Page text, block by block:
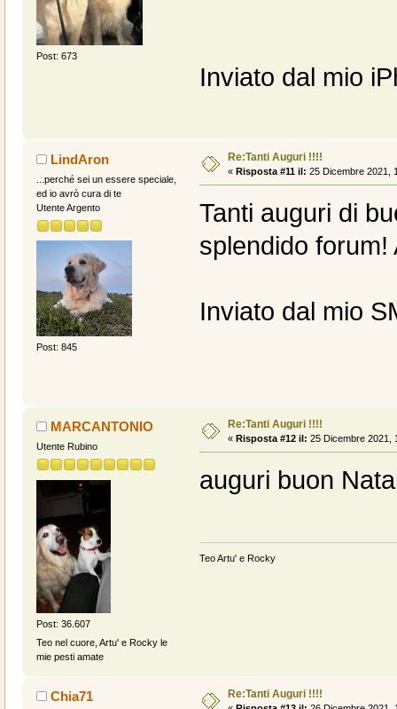
Post: 673
Inviato dal mio
LindAron
...perché sei un essere speciale,
ed io avrò cura di te
Utente Argento
Post: 845
Re:Tanti Auguri !!!!
« Risposta #11 il: 25 Dicembre 2021,
Tanti auguri di
splendido forum!
Inviato dal mio
MARCANTONIO
Utente Rubino
Post: 36.607
Teo nel cuore, Artu' e Rocky le
mie pesti amate
Re:Tanti Auguri !!!!
« Risposta #12 il: 25 Dicembre 2021,
auguri buon
Teo Artu' e Rocky
Chia71 Re:Tanti Auguri !!!!